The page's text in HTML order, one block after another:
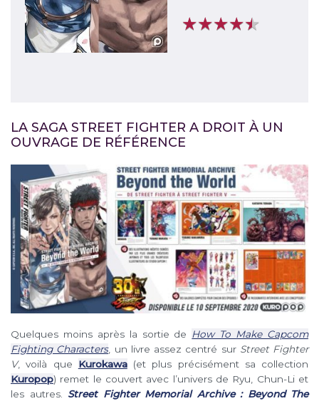
★★★★★
★★★★★
LA SAGA STREET FIGHTER A DROIT À UN
OUVRAGE DE RÉFÉRENCE
Quelques moins après la sortie de
How To Make Capcom
Fighting Characters, un livre assez centré sur Street Fighter
V, voilà que Kurokawa(et plus précisément sa collection
Kuropop) remet le couvert avec l’univers de Ryu, Chun-Li et
les autres. Street Fighter Memorial Archive : Beyond The